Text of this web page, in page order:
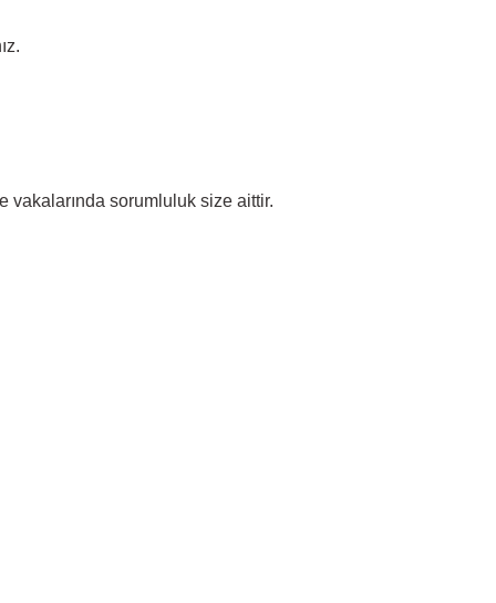
vakalarında sorumluluk size aittir.